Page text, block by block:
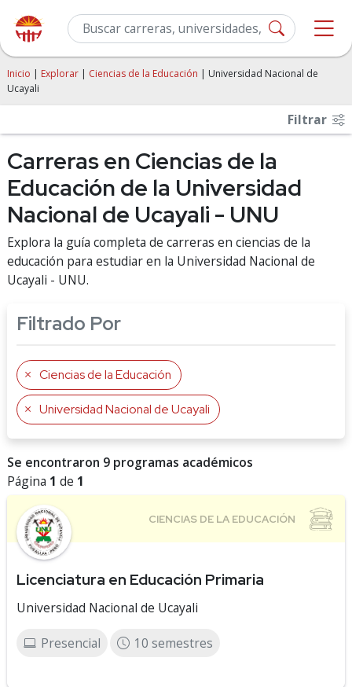
Inicio | Explorar | Ciencias de la Educación | Universidad Nacional de
Ucayali
Filtrar
Carreras en Ciencias de la
Educación de la Universidad
Nacional de Ucayali - UNU
Explora la guía completa de carreras en ciencias de la
educación para estudiar en la Universidad Nacional de
Ucayali - UNU.
Filtrado Por
Ciencias de la Educación
Universidad Nacional de Ucayali
Se encontraron 9 programas académicos
Página 1 de 1
Licenciatura en Educación Primaria
Universidad Nacional de Ucayali
Presencial 10 semestres